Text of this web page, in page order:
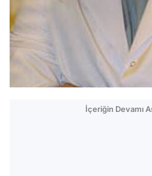
İçeriğin Devamı